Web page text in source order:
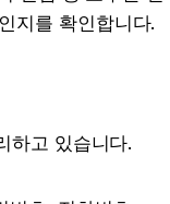
지를 확인합니다.
하고 있습니다.